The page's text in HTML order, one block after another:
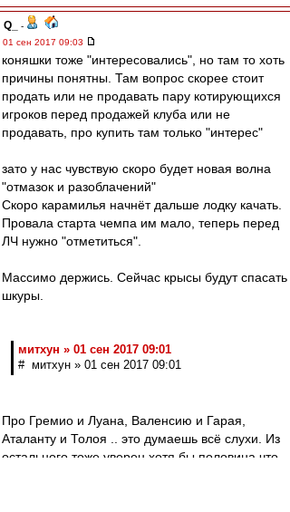
Q_
-
01 сен 2017 09:03
коняшки тоже "интересовались", но там то хоть
причины понятны. Там вопрос скорее стоит
продать или не продавать пару котирующихся
игроков перед продажей клуба или не
продавать, про купить там только "интерес"
зато у нас чувствую скоро будет новая волна
"отмазок и разоблачений"
Скоро карамилья начнёт дальше лодку качать.
Провала старта чемпа им мало, теперь перед
ЛЧ нужно "отметиться".
Массимо держись. Сейчас крысы будут спасать
шкуры.
митхун » 01 сен 2017 09:01
# митхун » 01 сен 2017 09:01
Про Гремио и Луана, Валенсию и Гарая,
Аталанту и Толоя .. это думаешь всё слухи. Из
остального тоже уверен хотя бы половина что-